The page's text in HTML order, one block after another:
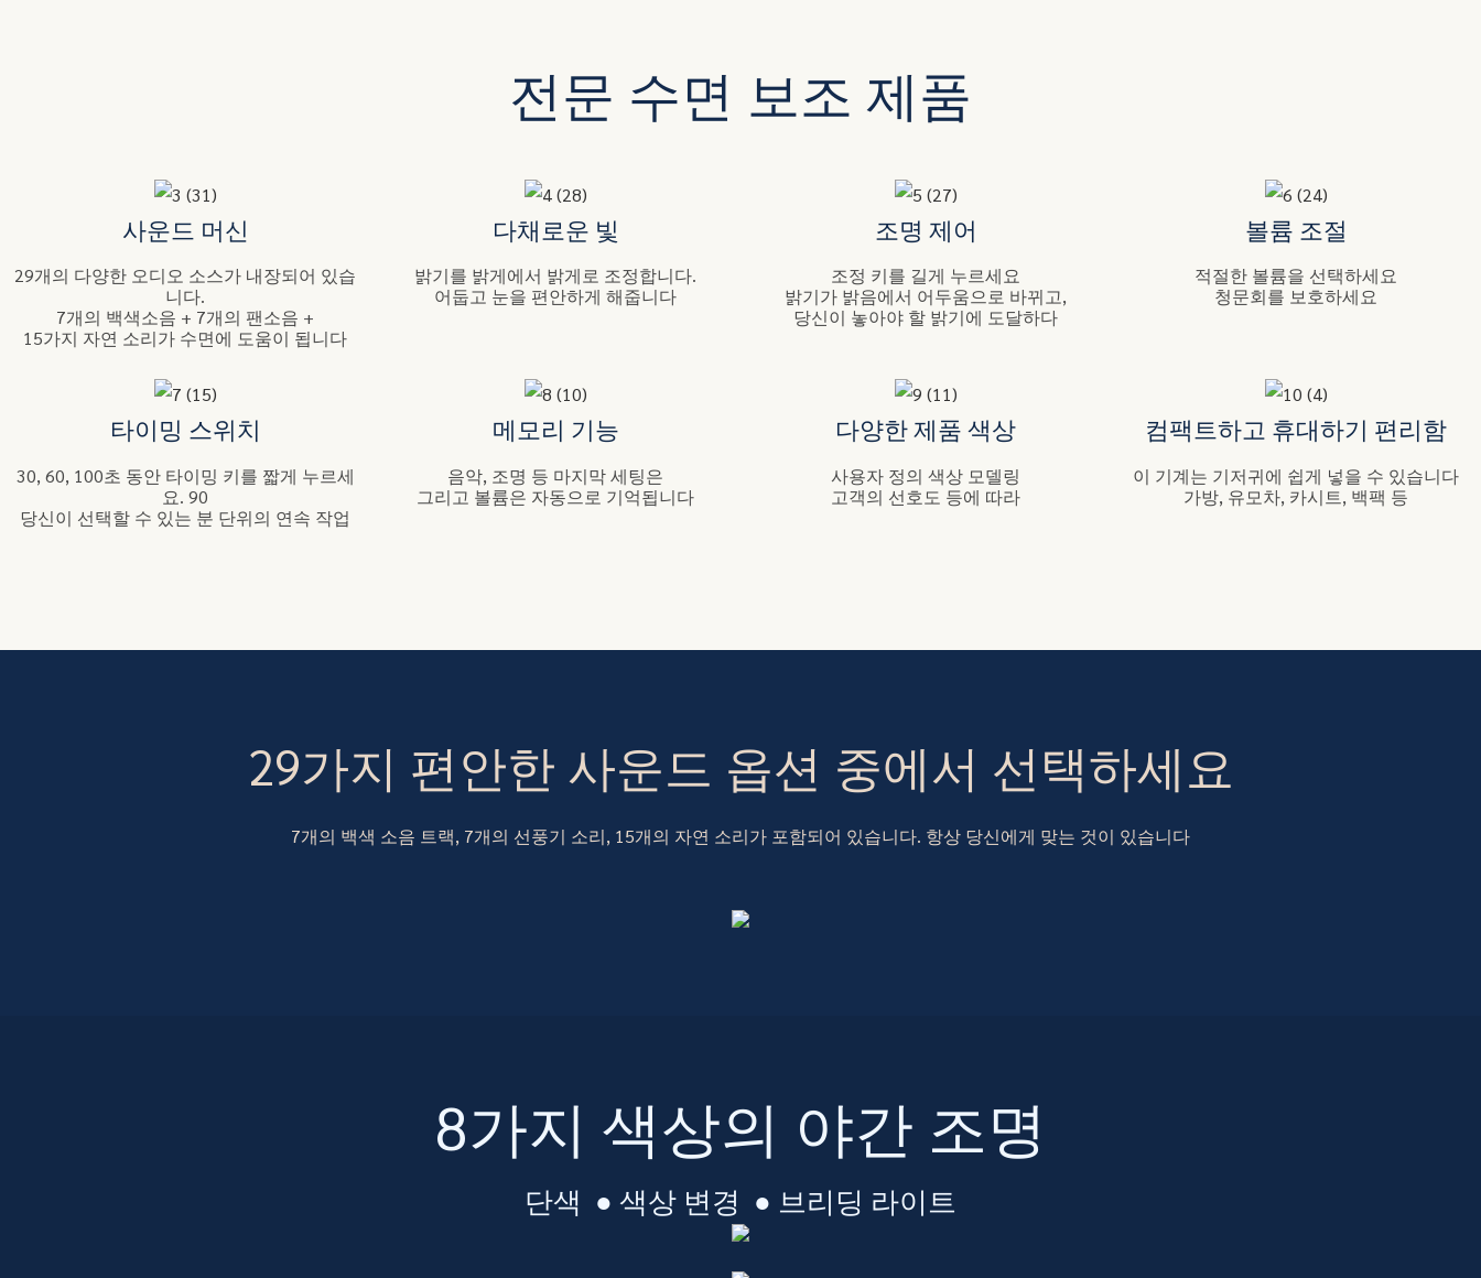
전문 수면 보조 제품
사운드 머신
29개의 다양한 오디오 소스가 내장되어 있습
니다.
7개의 백색소음 + 7개의 팬소음 +
15가지 자연 소리가 수면에 도움이 됩니다
다채로운 빛
밝기를 밝게에서 밝게로 조정합니다.
어둡고 눈을 편안하게 해줍니다
조명 제어
조정 키를 길게 누르세요
밝기가 밝음에서 어두움으로 바뀌고,
당신이 놓아야 할 밝기에 도달하다
볼륨 조절
적절한 볼륨을 선택하세요
청문회를 보호하세요
타이밍 스위치
30, 60, 100초 동안 타이밍 키를 짧게 누르세
요. 90
당신이 선택할 수 있는 분 단위의 연속 작업
메모리 기능
음악, 조명 등 마지막 세팅은
그리고 볼륨은 자동으로 기억됩니다
다양한 제품 색상
사용자 정의 색상 모델링
고객의 선호도 등에 따라
컴팩트하고 휴대하기 편리함
이 기계는 기저귀에 쉽게 넣을 수 있습니다
가방, 유모차, 카시트, 백팩 등
29가지 편안한 사운드 옵션 중에서 선택하세요
7개의 백색 소음 트랙, 7개의 선풍기 소리, 15개의 자연 소리가 포함되어 있습니다. 항상 당신에게 맞는 것이 있습니다
8가지 색상의 야간 조명
단색 ● 색상 변경 ● 브리딩 라이트